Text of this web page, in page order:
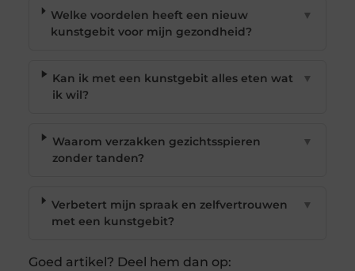
Welke voordelen heeft een nieuw
kunstgebit voor mijn gezondheid?
▼
Kan ik met een kunstgebit alles eten wat
ik wil?
▼
Waarom verzakken gezichtsspieren
zonder tanden?
▼
Verbetert mijn spraak en zelfvertrouwen
met een kunstgebit?
▼
Goed artikel? Deel hem dan op: